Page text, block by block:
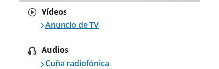
Vídeos
Anuncio de TV
Audios
Cuña radiofónica